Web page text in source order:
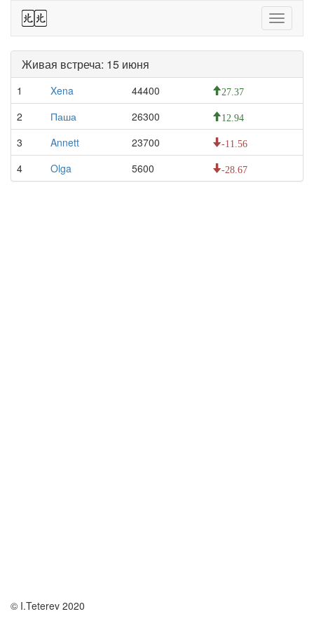
Toggle
44
Живая встреча: 15 июня
1 Xena 44400 27.37
2 Паша 26300 12.94
3 Annett 23700 -11.56
4 Olga 5600 -28.67
© I.Teterev 2020